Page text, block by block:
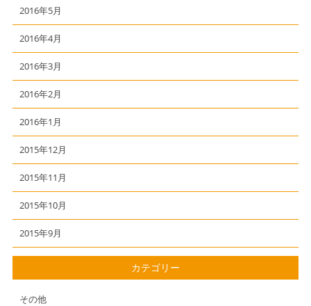
2016年5月
2016年4月
2016年3月
2016年2月
2016年1月
2015年12月
2015年11月
2015年10月
2015年9月
カテゴリー
その他